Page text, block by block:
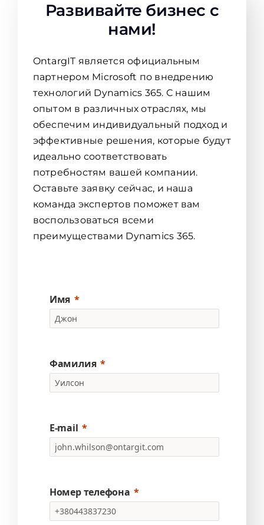
Развивайте бизнес с
нами!
OntargIT является официальным
партнером Microsoft по внедрению
технологий Dynamics 365. С нашим
опытом в различных отраслях, мы
обеспечим индивидуальный подход и
эффективные решения, которые будут
идеально соответствовать
потребностям вашей компании.
Оставьте заявку сейчас, и наша
команда экспертов поможет вам
воспользоваться всеми
преимуществами Dynamics 365.
Имя
Фамилия
E-mail
Номер телефона